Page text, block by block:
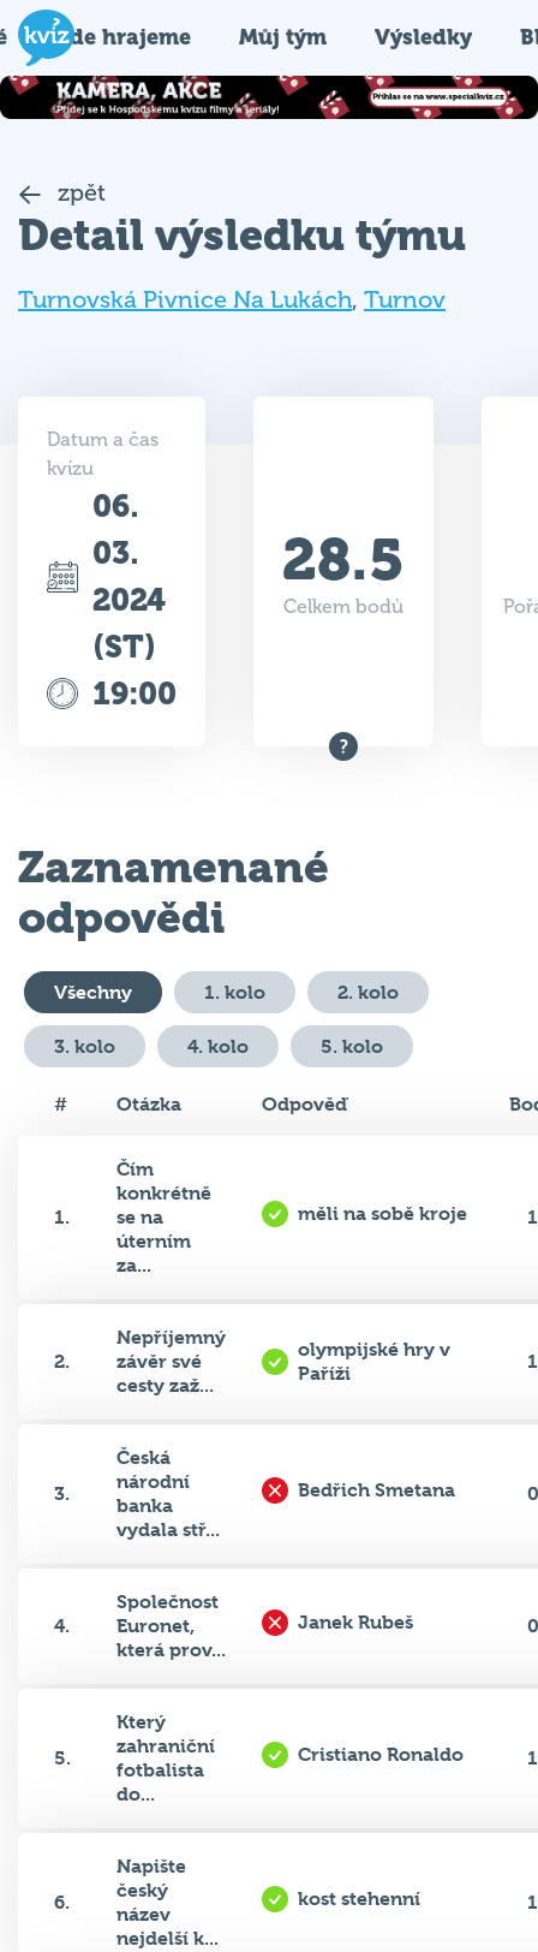
Kde hrajeme Můj tým Výsledky
zpět
Detail výsledku týmu
Turnovská Pivnice Na Lukách, Turnov
Datum a čas
kvízu
06.
03.
2024
(ST)
19:00
28.5
Celkem bodů
Zaznamenané
odpovědi
Všechny 1. kolo 2. kolo
3. kolo 4. kolo 5. kolo
# Otázka Odpověď
1.
Čím
konkrétně
se na
úterním
za...
měli na sobě kroje 1
2.
Nepříjemný
závěr své
cesty zaž...
olympijské hry v
Paříži
1
3.
Česká
národní
banka
vydala stř...
Bedřich Smetana 0
4.
Společnost
Euronet,
která prov...
Janek Rubeš 0
5.
Který
zahraniční
fotbalista
do...
Cristiano Ronaldo 1
6.
Napište
český
název
nejdelší k...
kost stehenní 1